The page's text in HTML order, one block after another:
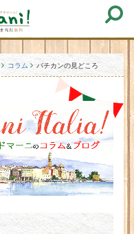
コラム バチカンの見どころ